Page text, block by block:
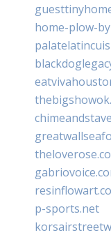
home-plow-
p-sports.net